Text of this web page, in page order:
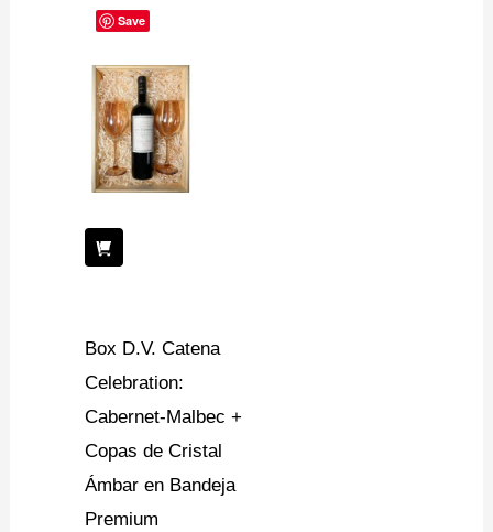
Save
Box D.V. Catena
Celebration:
Cabernet-Malbec +
Copas de Cristal
Ámbar en Bandeja
Premium